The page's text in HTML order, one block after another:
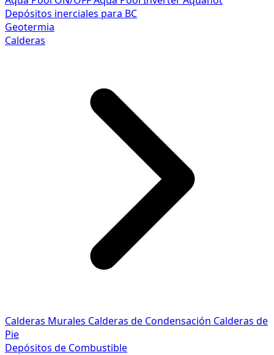
Depósitos inerciales para BC
Geotermia
Calderas
Calderas Murales Calderas de Condensación Calderas de
Pie
Depósitos de Combustible